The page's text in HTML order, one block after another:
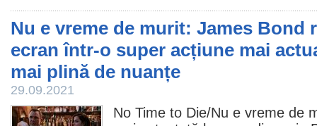
Nu e vreme de murit: James Bond
ecran într-o super acțiune mai
mai plină de nuanțe
29.09.2021
No Time to Die/Nu e vreme de